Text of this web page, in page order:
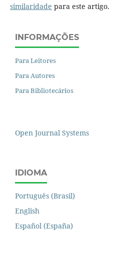
similaridade para este artigo.
INFORMAÇÕES
Para Leitores
Para Autores
Para Bibliotecários
Open Journal Systems
IDIOMA
Português (Brasil)
English
Español (España)